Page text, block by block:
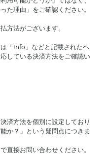
た理由」をご確認ください。
方法がございます。
「Info」などと記載されたペ
している決済方法をご確認い
済方法を個別に設定しており
か？」という疑問点につきま
直接お問い合わせください。